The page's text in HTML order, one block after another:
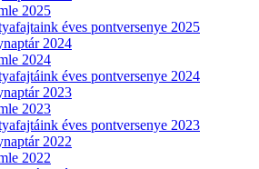
2025
éves pontversenye 2025
2024
2024
éves pontversenye 2024
2023
2023
éves pontversenye 2023
2022
2022